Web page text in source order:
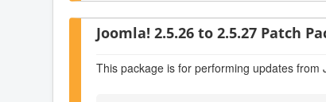
Joomla! 2.5.26 to 2.5.27 Patch
This package is for performing updates from